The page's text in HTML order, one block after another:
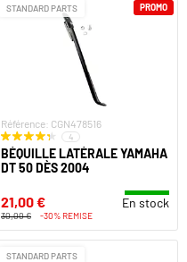
STANDARD PARTS
Référence: CGN478516
4
BÉQUILLE LATÉRALE YAMAHA
DT 50 DÈS 2004
21,00 € En stock
30,00 € -30% REMISE
PROMO
STANDARD PARTS